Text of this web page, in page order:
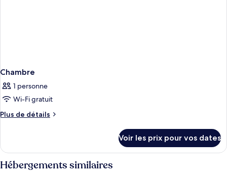
Chambre
1 personne
Wi-Fi gratuit
Plus de détails
Plus
le
type
de
Voir les prix pour vos dates
Hébergements similaires